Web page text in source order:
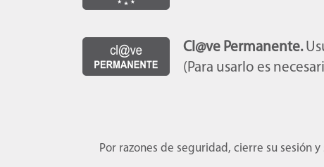
Cl@ve Permanente.
(Para usarlo es
Por razones de seguridad, cierre su sesión